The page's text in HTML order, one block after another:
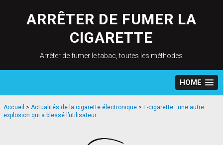
content
ARRÊTER DE FUMER LA
CIGARETTE
Arrêter de fumer le tabac, toutes les méthodes
HOME
Accueil > Actualités de la cigarette électronique > E-cigarette : une autre
explosion qui a blessé l’utilisateur